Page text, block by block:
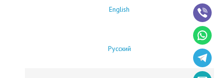
English
Русский